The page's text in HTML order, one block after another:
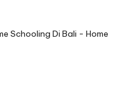
Schooling Di Bali - Home